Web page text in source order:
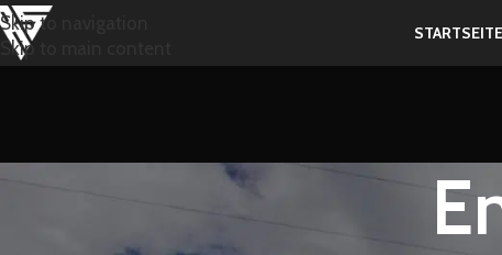
Skip to navigation
Skip to main content
STARTSEITE